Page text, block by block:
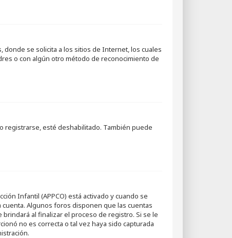
donde se solicita a los sitios de Internet, los cuales
o con algún otro método de reconocimiento de
registrarse, esté deshabilitado. También puede
Infantil (APPCO) está activado y cuando se
Algunos foros disponen que las cuentas
al finalizar el proceso de registro. Si se le
no es correcta o tal vez haya sido capturada